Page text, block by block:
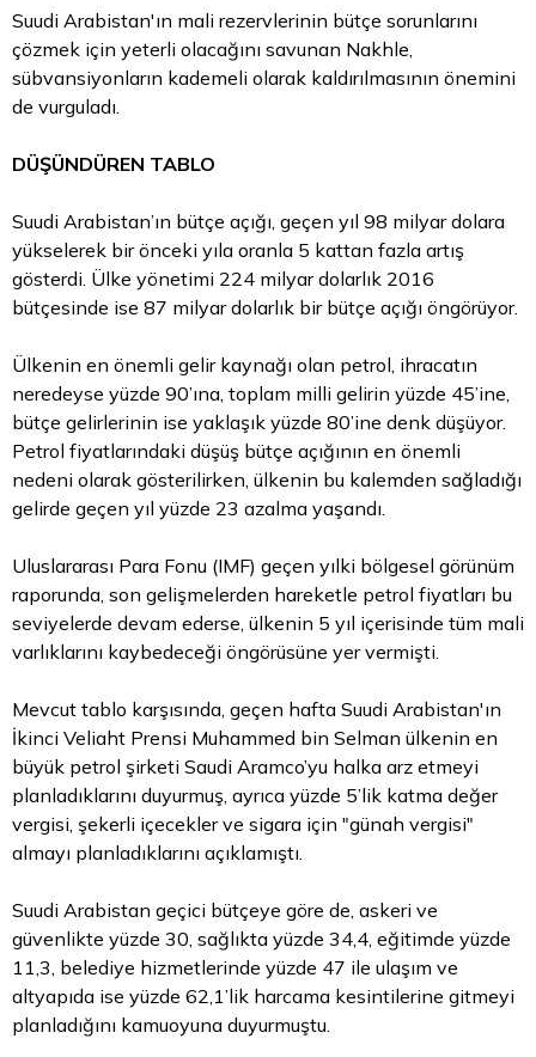
Suudi Arabistan'ın mali rezervlerinin bütçe sorunlarını
çözmek için yeterli olacağını savunan Nakhle,
sübvansiyonların kademeli olarak kaldırılmasının önemini
de vurguladı.
DÜŞÜNDÜREN TABLO
Suudi Arabistan’ın bütçe açığı, geçen yıl 98 milyar dolara
yükselerek bir önceki yıla oranla 5 kattan fazla artış
gösterdi. Ülke yönetimi 224 milyar dolarlık 2016
bütçesinde ise 87 milyar dolarlık bir bütçe açığı öngörüyor.
Ülkenin en önemli gelir kaynağı olan petrol, ihracatın
neredeyse yüzde 90’ına, toplam milli gelirin yüzde 45’ine,
bütçe gelirlerinin ise yaklaşık yüzde 80’ine denk düşüyor.
Petrol fiyatlarındaki düşüş bütçe açığının en önemli
nedeni olarak gösterilirken, ülkenin bu kalemden sağladığı
gelirde geçen yıl yüzde 23 azalma yaşandı.
Uluslararası Para Fonu (IMF) geçen yılki bölgesel görünüm
raporunda, son gelişmelerden hareketle petrol fiyatları bu
seviyelerde devam ederse, ülkenin 5 yıl içerisinde tüm mali
varlıklarını kaybedeceği öngörüsüne yer vermişti.
Mevcut tablo karşısında, geçen hafta Suudi Arabistan'ın
İkinci Veliaht Prensi Muhammed bin Selman ülkenin en
büyük petrol şirketi Saudi Aramco’yu halka arz etmeyi
planladıklarını duyurmuş, ayrıca yüzde 5’lik katma değer
vergisi, şekerli içecekler ve sigara için "günah vergisi"
almayı planladıklarını açıklamıştı.
Suudi Arabistan geçici bütçeye göre de, askeri ve
güvenlikte yüzde 30, sağlıkta yüzde 34,4, eğitimde yüzde
11,3, belediye hizmetlerinde yüzde 47 ile ulaşım ve
altyapıda ise yüzde 62,1’lik harcama kesintilerine gitmeyi
planladığını kamuoyuna duyurmuştu.